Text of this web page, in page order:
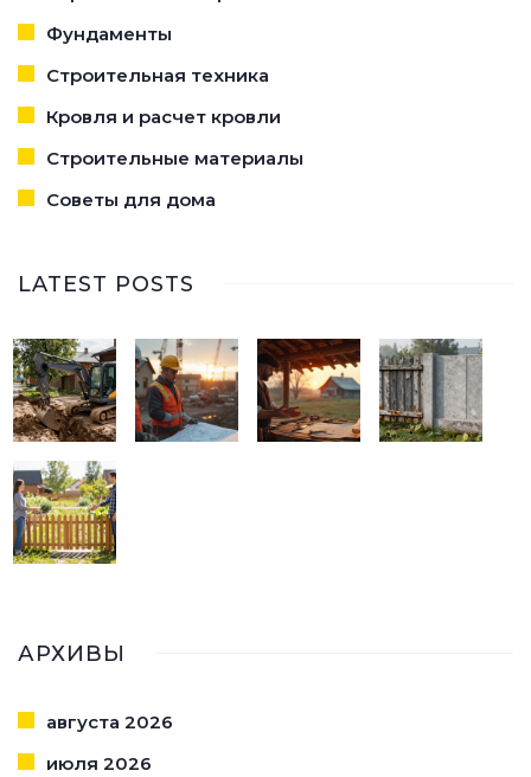
Фундаменты
Строительная техника
Кровля и расчет кровли
Строительные материалы
Советы для дома
LATEST POSTS
АРХИВЫ
августа 2026
июля 2026